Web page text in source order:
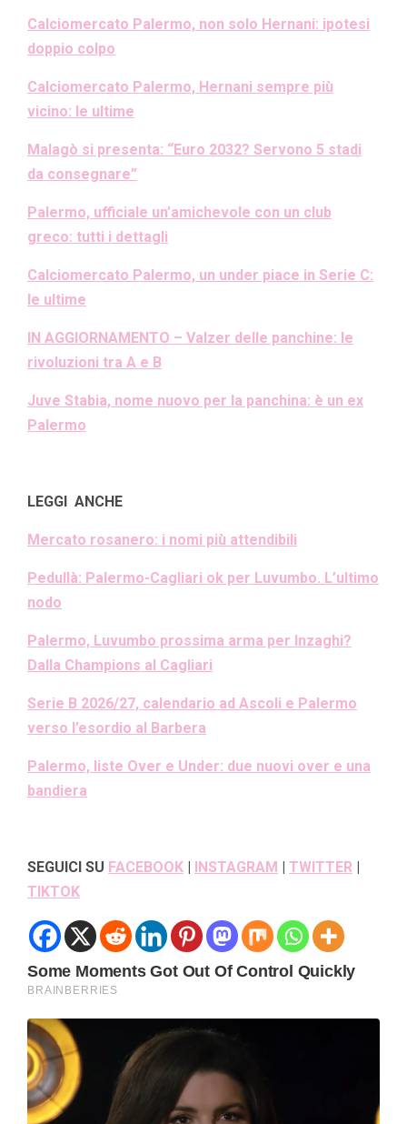
Calciomercato Palermo, non solo Hernani: ipotesi
doppio colpo
Calciomercato Palermo, Hernani sempre più
vicino: le ultime
Malagò si presenta: “Euro 2032? Servono 5 stadi
da consegnare”
Palermo, ufficiale un’amichevole con un club
greco: tutti i dettagli
Calciomercato Palermo, un under piace in Serie C:
le ultime
IN AGGIORNAMENTO – Valzer delle panchine: le
rivoluzioni tra A e B
Juve Stabia, nome nuovo per la panchina: è un ex
Palermo
LEGGI ANCHE
Mercato rosanero: i nomi più attendibili
Pedullà: Palermo-Cagliari ok per Luvumbo. L’ultimo
nodo
Palermo, Luvumbo prossima arma per Inzaghi?
Dalla Champions al Cagliari
Serie B 2026/27, calendario ad Ascoli e Palermo
verso l’esordio al Barbera
Palermo, liste Over e Under: due nuovi over e una
bandiera
SEGUICI SU FACEBOOK | INSTAGRAM | TWITTER |
TIKTOK